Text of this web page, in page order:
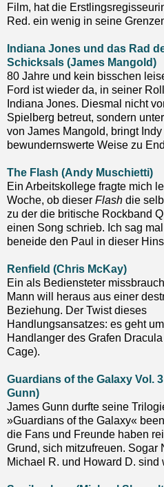
Film, hat die
Red. ein wenig in seine
Indiana Jones und das Rad
Schicksals (James Mangold)
80 Jahre und kein bisschen
Ford ist wieder da, in seiner
Indiana Jones. Diesmal nicht
Spielberg betreut, sondern
von James Mangold, bringt
bewundernswerte Weise zu
The Flash (Andy Muschietti)
Ein Arbeitskollege fragte mich
Woche, ob dieser Flash die
zu der die britische Rockband
einen Song schrieb. Ich sag
beneide den Paul in dieser
Renfield (Chris McKay)
Ein als Bediensteter
Mann will heraus aus einer
Beziehung. Der Twist dieses
Handlungsansatzes: es geht
Handlanger des Grafen
Cage).
Guardians of the Galaxy Vol.
Gunn)
James Gunn durfte seine
»Guardians of the Galaxy«
die Fans und Freunde haben
Grund, sich mitzufreuen. Sogar
Michael R. und Howard D. sind